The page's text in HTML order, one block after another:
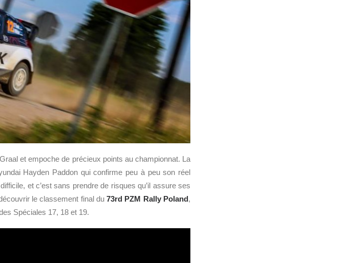
et empoche de précieux points au championnat. La
Hayden Paddon qui confirme peu à peu son réel
et c’est sans prendre de risques qu’il assure ses
le classement final du73rd PZM Rally Poland,
Spéciales 17, 18 et 19.